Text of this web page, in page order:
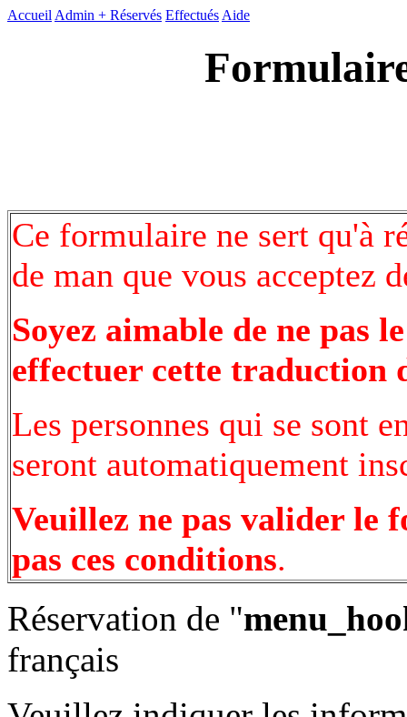
Accueil Admin + Réservés Effectués Aide
Ce formulaire ne sert qu'à
de man que vous acceptez
Soyez aimable de ne pas
effectuer cette traduction
Les personnes qui se sont
seront automatiquement
Veuillez ne pas valider le
pas ces conditions.
Réservation de "
français